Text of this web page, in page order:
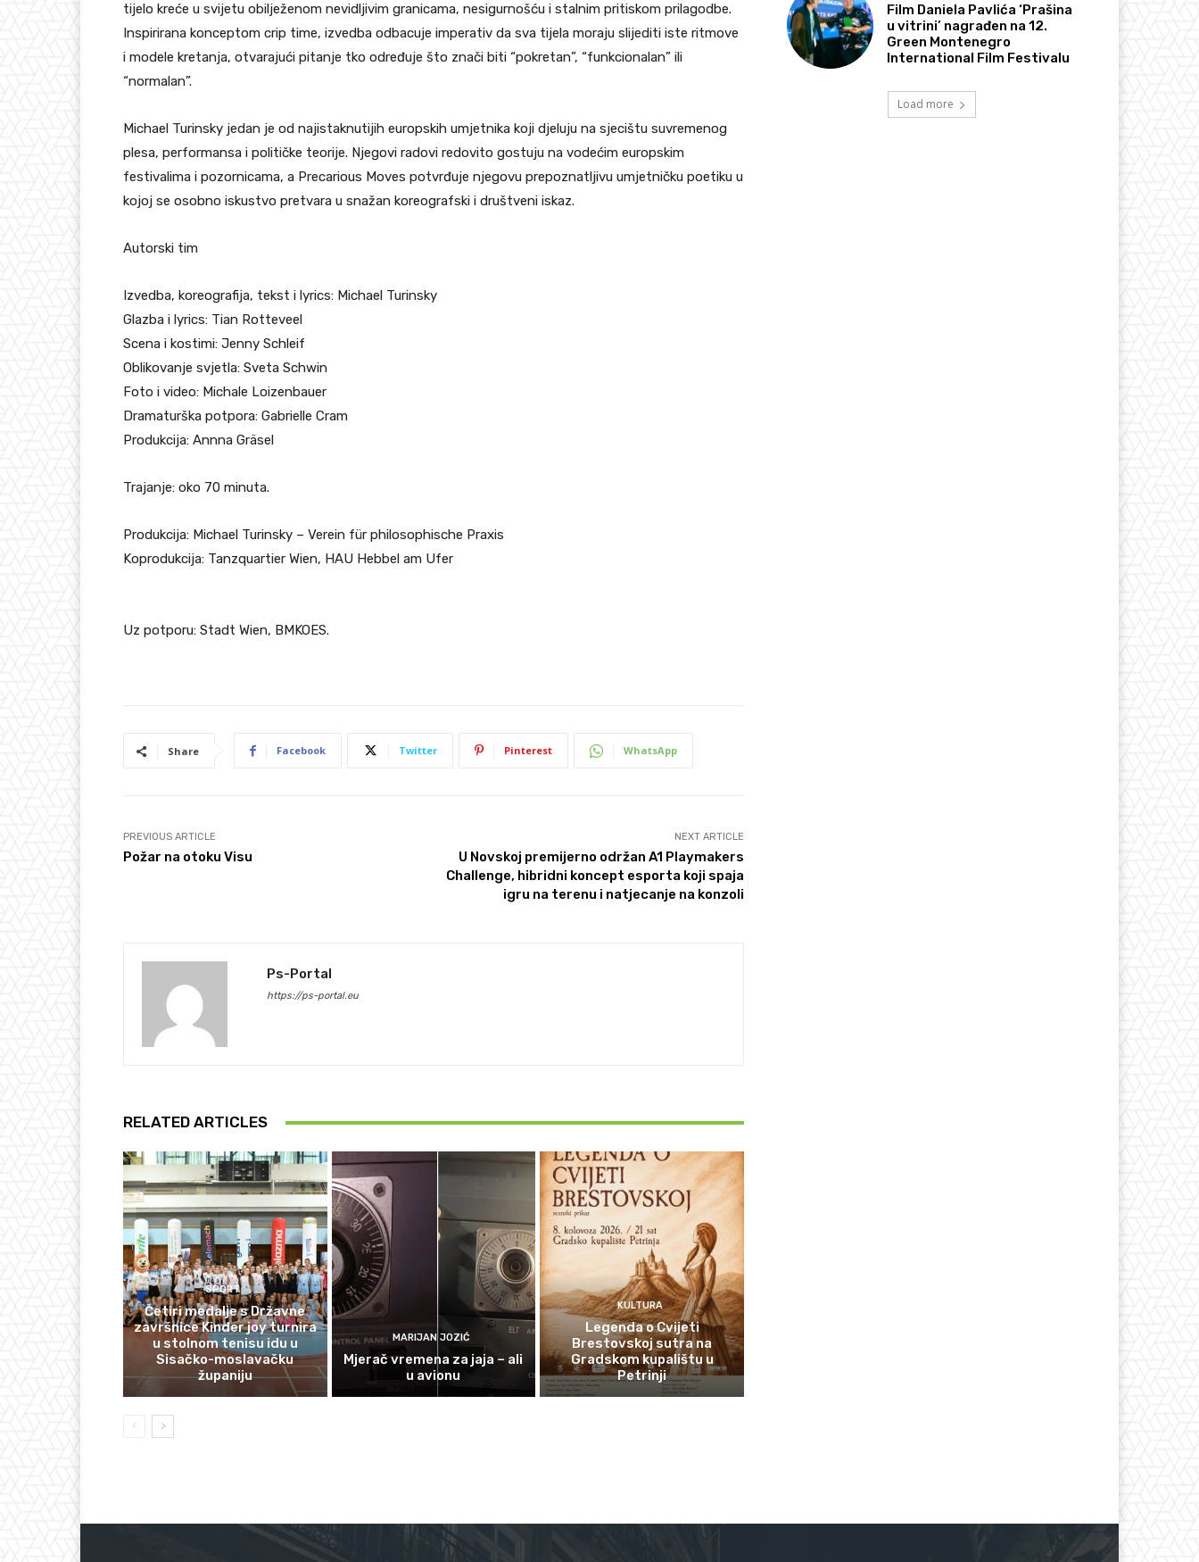
tijelo kreće u svijetu obilježenom nevidljivim granicama, nesigurnošću i stalnim pritiskom prilagodbe.
Inspirirana konceptom crip time, izvedba odbacuje imperativ da sva tijela moraju slijediti iste ritmove
i modele kretanja, otvarajući pitanje tko određuje što znači biti “pokretan”, “funkcionalan” ili
“normalan”.
Michael Turinsky jedan je od najistaknutijih europskih umjetnika koji djeluju na sjecištu suvremenog
plesa, performansa i političke teorije. Njegovi radovi redovito gostuju na vodećim europskim
festivalima i pozornicama, a Precarious Moves potvrđuje njegovu prepoznatljivu umjetničku poetiku u
kojoj se osobno iskustvo pretvara u snažan koreografski i društveni iskaz.
Autorski tim
Izvedba, koreografija, tekst i lyrics: Michael Turinsky
Glazba i lyrics: Tian Rotteveel
Scena i kostimi: Jenny Schleif
Oblikovanje svjetla: Sveta Schwin
Foto i video: Michale Loizenbauer
Dramaturška potpora: Gabrielle Cram
Produkcija: Annna Gräsel
Trajanje: oko 70 minuta.
Produkcija: Michael Turinsky – Verein für philosophische Praxis
Koprodukcija: Tanzquartier Wien, HAU Hebbel am Ufer
Uz potporu: Stadt Wien, BMKOES.
Share Facebook Twitter Pinterest WhatsApp
PREVIOUS ARTICLE
Požar na otoku Visu
NEXT ARTICLE
U Novskoj premijerno održan A1 Playmakers
Challenge, hibridni koncept esporta koji spaja
igru na terenu i natjecanje na konzoli
Ps-Portal
https://ps-portal.eu
RELATED ARTICLES
SPORT
Četiri medalje s Državne
završnice Kinder joy turnira
u stolnom tenisu idu u
Sisačko-moslavačku
županiju
MARIJAN JOZIĆ
Mjerač vremena za jaja – ali
u avionu
KULTURA
Legenda o Cvijeti
Brestovskoj sutra na
Gradskom kupalištu u
Petrinji
Film Daniela Pavlića ‘Prašina
u vitrini’ nagrađen na 12.
Green Montenegro
International Film Festivalu
Load more